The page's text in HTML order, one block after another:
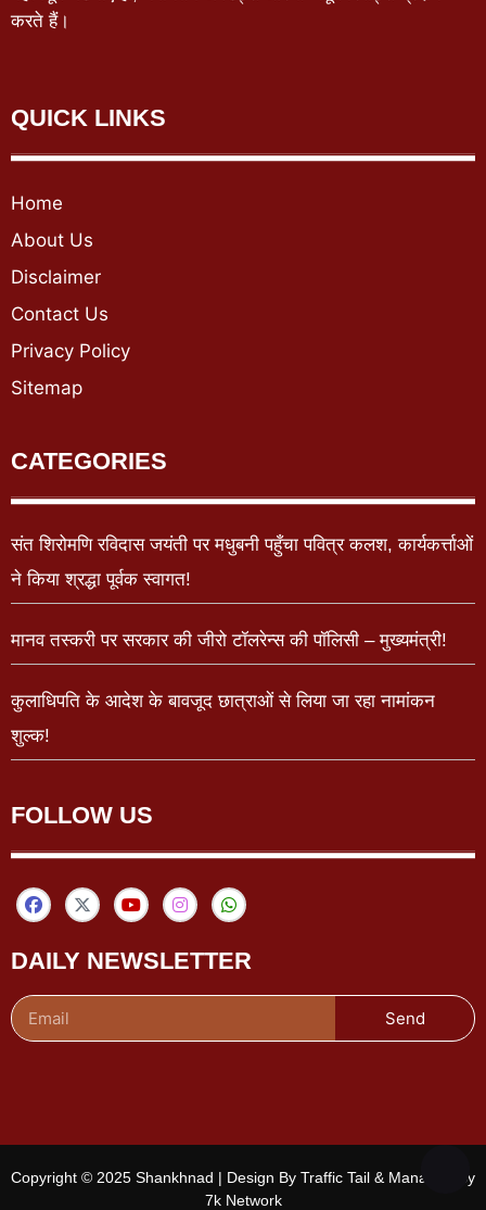
करते हैं।
QUICK LINKS
Home
About Us
Disclaimer
Contact Us
Privacy Policy
Sitemap
CATEGORIES
संत शिरोमणि रविदास जयंती पर मधुबनी पहुँचा पवित्र कलश, कार्यकर्त्ताओं
ने किया श्रद्धा पूर्वक स्वागत!
मानव तस्करी पर सरकार की जीरो टॉलरेन्स की पॉलिसी – मुख्यमंत्री!
कुलाधिपति के आदेश के बावजूद छात्राओं से लिया जा रहा नामांकन
शुल्क!
FOLLOW US
DAILY NEWSLETTER
Send
Copyright © 2025 Shankhnad | Design By Traffic Tail & Managed By
7k Network